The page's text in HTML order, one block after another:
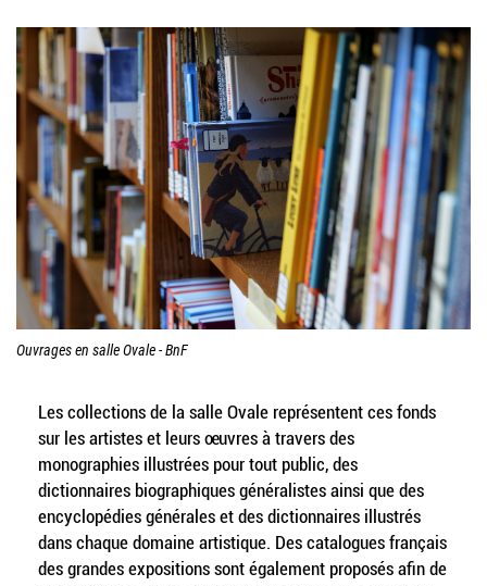
Ouvrages en salle Ovale - BnF
Les collections de la salle Ovale représentent ces fonds
sur les artistes et leurs œuvres à travers des
monographies illustrées pour tout public, des
dictionnaires biographiques généralistes ainsi que des
encyclopédies générales et des dictionnaires illustrés
dans chaque domaine artistique. Des catalogues français
des grandes expositions sont également proposés afin de